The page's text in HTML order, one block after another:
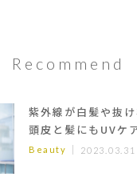
Recommend
紫外線が白髪や抜
頭皮と髪にもUVケ
Beauty 2023.03.31